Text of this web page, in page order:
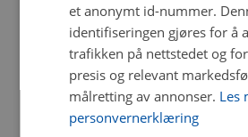
et anonymt id-nummer.
identifiseringen gjøres for å
trafikken på nettstedet og
presis og relevant
målretting av annonser. Les
personvernerklæring